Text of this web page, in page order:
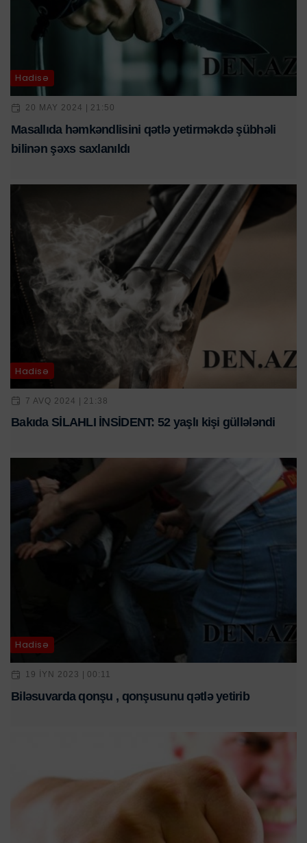
Hadisə
20 MAY 2024 | 21:50
Masallıda həmkəndlisini qətlə yetirməkdə şübhəli
bilinən şəxs saxlanıldı
Hadisə
7 AVQ 2024 | 21:38
Bakıda SİLAHLI İNSİDENT: 52 yaşlı kişi güllələndi
Hadisə
19 IYN 2023 | 00:11
Biləsuvarda qonşu , qonşusunu qətlə yetirib